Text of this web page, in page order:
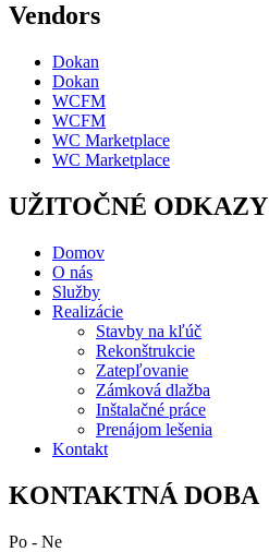
Vendors
Dokan
Dokan
WCFM
WCFM
WC Marketplace
WC Marketplace
UŽITOČNÉ ODKAZY
Domov
O nás
Služby
Realizácie
Stavby na kľúč
Rekonštrukcie
Zatepľovanie
Zámková dlažba
Inštalačné práce
Prenájom lešenia
Kontakt
KONTAKTNÁ DOBA
Po - Ne